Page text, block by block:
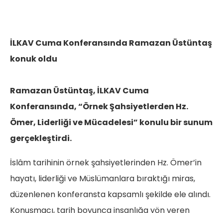
İLKAV Cuma Konferansında Ramazan Üstüntaş
konuk oldu
Ramazan Üstüntaş, İLKAV Cuma
Konferansında, “Örnek Şahsiyetlerden Hz.
Ömer, Liderliği ve Mücadelesi” konulu bir sunum
gerçekleştirdi.
İslâm tarihinin örnek şahsiyetlerinden Hz. Ömer’in
hayatı, liderliği ve Müslümanlara bıraktığı miras,
düzenlenen konferansta kapsamlı şekilde ele alındı.
Konuşmacı, tarih boyunca insanlığa yön veren